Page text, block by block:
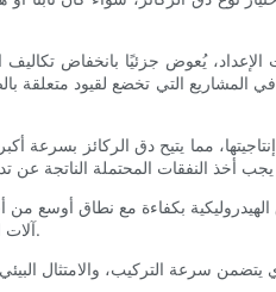
الإعداد، يُعوض جزئيًا بانخفاض
التي تخضع لقيود متعلقة
مما يتيح دق الركائز
الهيدروليكية بكفاءة مع نطاق
آلات الدق الثابتة لأنواع معينة من الركائز التي تتطلب تحكمًا بطيئًا أو إحداث أقل قدر من الاضطراب.
سرعة التركيب، والامتثال